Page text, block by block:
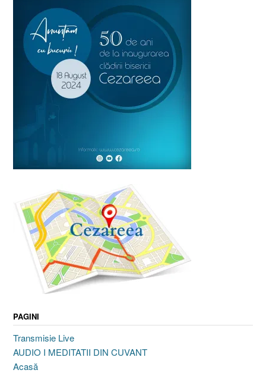
PAGINI
Transmisie Live
AUDIO I MEDITATII DIN CUVANT
Acasă